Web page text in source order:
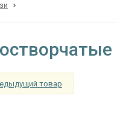
товар